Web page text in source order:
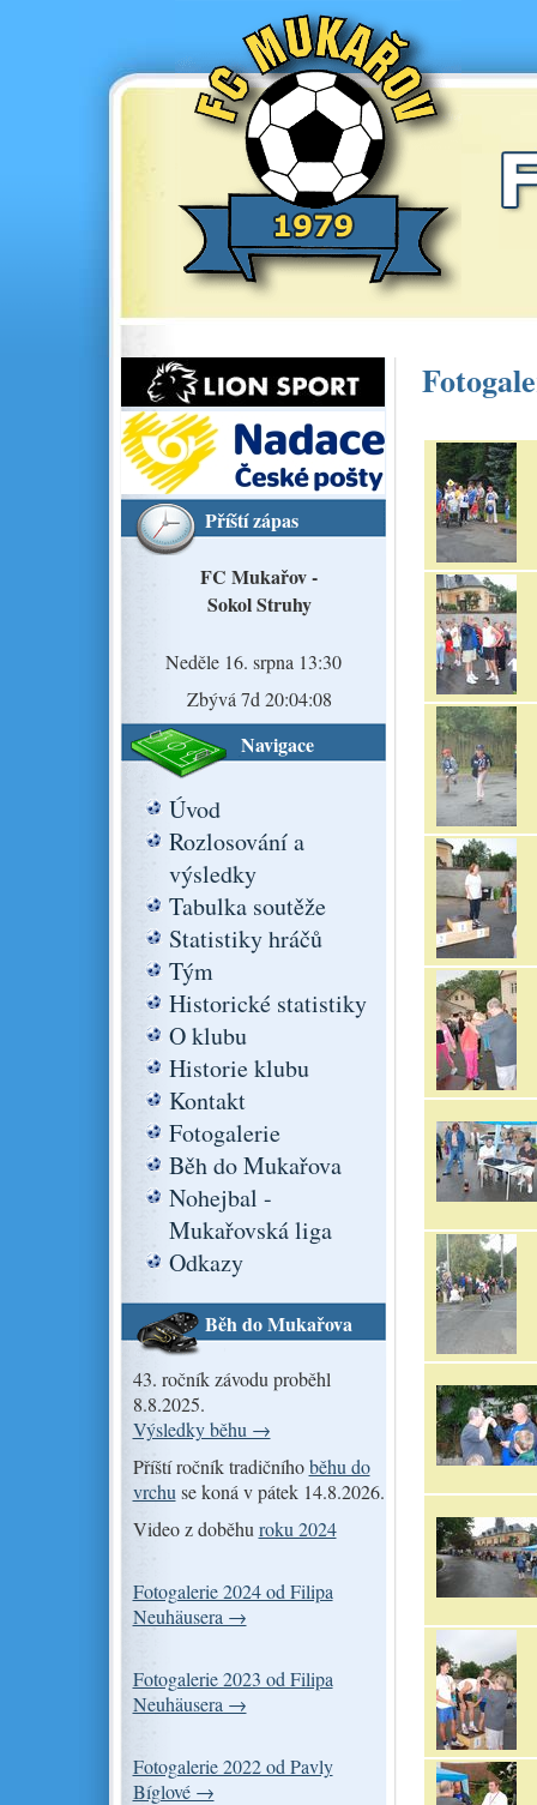
Příští zápas
FC Mukařov -
Sokol Struhy
Neděle 16. srpna 13:30
Zbývá 7d 20:04:07
Navigace
Úvod
Rozlosování a
výsledky
Tabulka soutěže
Statistiky hráčů
Tým
Historické statistiky
O klubu
Historie klubu
Kontakt
Fotogalerie
Běh do Mukařova
Nohejbal -
Mukařovská liga
Odkazy
Běh do Mukařova
43. ročník závodu proběhl
8.8.2025.
Výsledky běhu →
Příští ročník tradičníhoběhu do
vrchu se koná v pátek 14.8.2026.
Video z doběhu roku 2024
Fotogalerie 2024 od Filipa
Neuhäusera →
Fotogalerie 2023 od Filipa
Neuhäusera →
Fotogalerie 2022 od Pavly
Bíglové →